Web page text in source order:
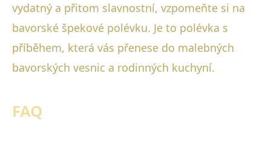
vydatný a přitom slavnostní, vzpomeňte si na
bavorské špekové polévku. Je to polévka s
příběhem, která vás přenese do malebných
bavorských vesnic a rodinných kuchyní.
FAQ